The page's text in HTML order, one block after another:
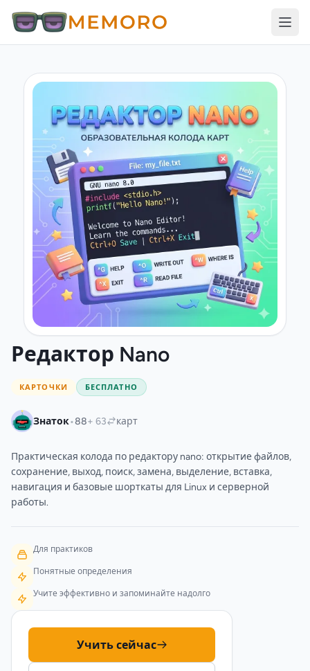
Редактор Nano
КАРТОЧКИ БЕСПЛАТНО
Знаток•88+ 63 карт
Практическая колода по редактору nano: открытие файлов,
сохранение, выход, поиск, замена, выделение, вставка,
навигация и базовые шорткаты для Linux и серверной
работы.
Для практиков
Понятные определения
Учите эффективно и запоминайте надолго
Учить сейчас